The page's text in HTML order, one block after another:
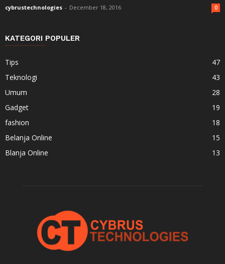
cybrustechnologies - December 18, 2016 0
KATEGORI POPULER
Tips
47
Teknologi
43
Umum
28
Gadget
19
fashion
18
Belanja Online
15
Blanja Online
13